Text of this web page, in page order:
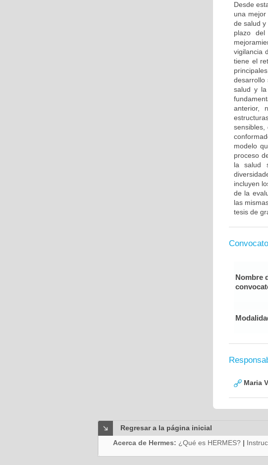
Desde
una
de salud
plazo
vigilancia
tiene el
desarrollo
salud y la
anterior,
modelo
proceso
la salud
incluyen
de la
las
tesis de
Nombre
Maria
Regresar a la página inicial
Acerca de Hermes: ¿Qué es HERMES? |